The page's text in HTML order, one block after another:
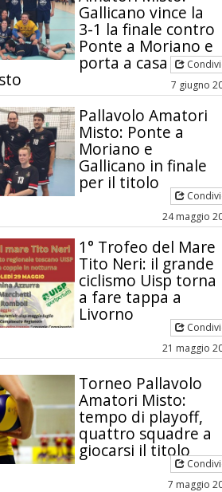
Gallicano vince la
3-1 la finale contro
Ponte a Moriano e
porta a casa il
7 giugno
Pallavolo Amatori
Misto: Ponte a
Moriano e
Gallicano in finale
per il titolo
24 maggio
1° Trofeo del Mare
Tito Neri: il grande
ciclismo Uisp torna
a fare tappa a
Livorno
21 maggio
Torneo Pallavolo
Amatori Misto:
tempo di playoff,
quattro squadre a
giocarsi il titolo
7 maggio